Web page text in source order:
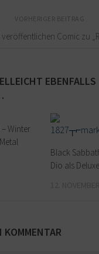
VORHERIGER BEITRAG
veröffentlichen Comic zu
EBENFALLS
Winter
Black
Dio als
KOMMENTAR